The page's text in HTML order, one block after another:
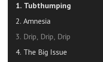
1. Tubthumping
2. Amnesia
3. Drip, Drip, Drip
4. The Big Issue